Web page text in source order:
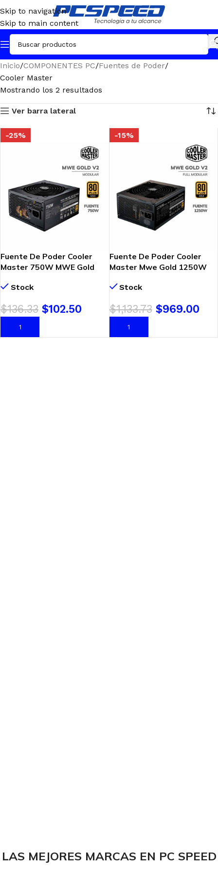
Skip to navigation
Skip to main content
Inicio COMPONENTES PC Fuentes de Poder
Cooler Master
Mostrando los 2 resultados
Ver barra lateral
-25%
Fuente De Poder Cooler
Master 750W MWE Gold
80Plus Gold | Full Modular
Stock
$136.33 $102.50
AÑADIR AL CARRITO
-15%
Fuente De Poder Cooler
Master Mwe Gold 1250W
C501-AFCAG-3U2)
Stock
$1,133.73 $969.00
AÑADIR AL CARRITO
LAS MEJORES MARCAS EN PC SPEED